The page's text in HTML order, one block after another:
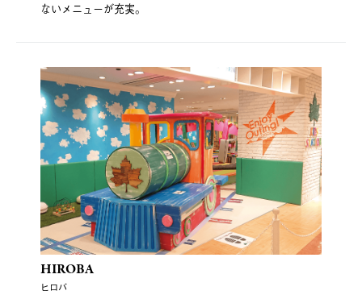
ないメニューが充実。
HIROBA
ヒロバ